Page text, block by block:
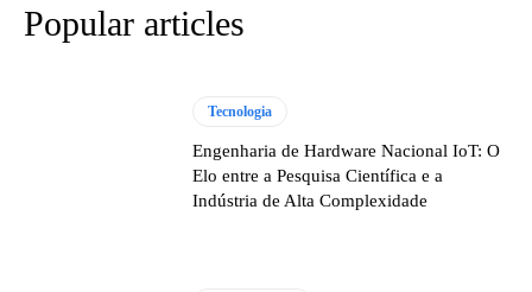
Popular articles
Tecnologia
Engenharia de Hardware Nacional IoT: O
Elo entre a Pesquisa Científica e a
Indústria de Alta Complexidade